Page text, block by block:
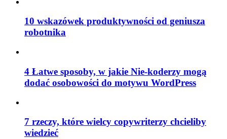
10 wskazówek produktywności od geniusza
robotnika
4 Łatwe sposoby, w jakie Nie-koderzy mogą
dodać osobowości do motywu WordPress
7 rzeczy, które wielcy copywriterzy chcieliby
wiedzieć